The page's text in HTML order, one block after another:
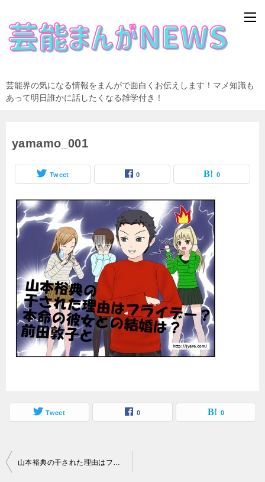
芸能界の気になる情報をまんがで面白くお伝えします！マメ知識も
あって明日誰かに話したくなる雑学付き！
yamamo_001
Tweet 0 0
Tweet 0 0
投
山本裕典の干された理由はフライデー？本命の彼女との結婚は？前田敦子と